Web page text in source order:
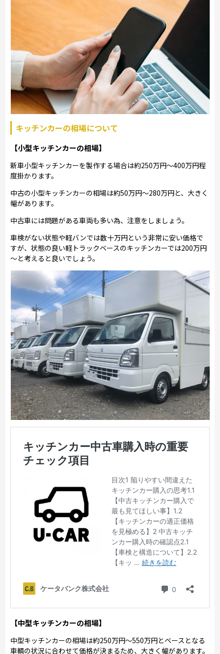
キッチンカーの相場について
【小型キッチンカーの相場】
新車小型キッチンカーを製作する場合は約250万円～400万円程
度掛かります。
中古の小型キッチンカーの相場は約50万円～280万円と、大きく
幅があります。
中古車には問題がある車両も多い為、注意をしましょう。
車検がない状態や軽バンでは数十万円という非常に安い価格で
すが、状態の良い軽トラックベースのキッチンカーでは200万円
～と考えると良いでしょう。
【中型キッチンカーの相場】
中型キッチンカーの相場は約250万円～550万円とベースとなる
車輌の状況に合わせて価格が決まるため、大きく幅があります。